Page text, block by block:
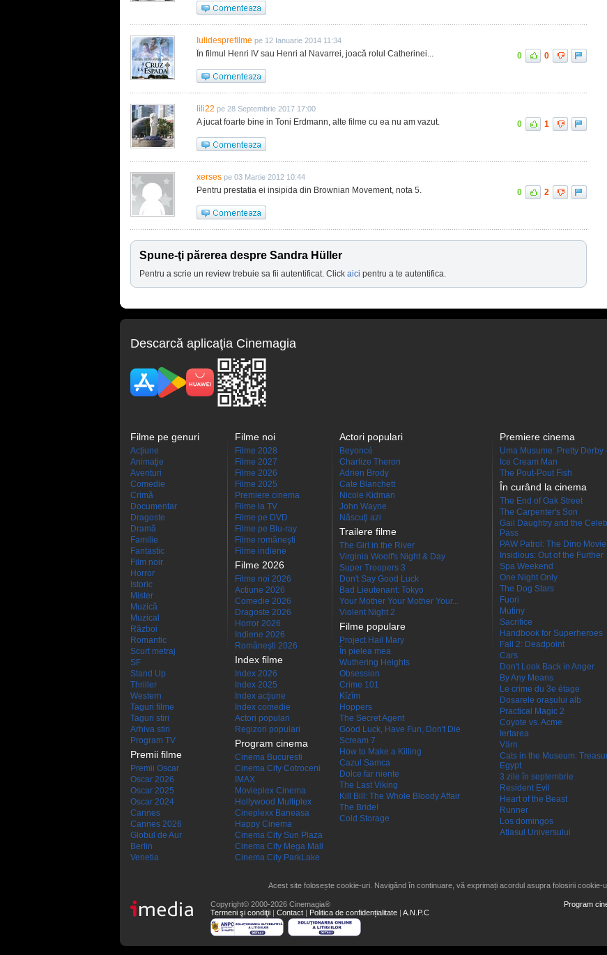
Iulidesprefilme pe 12 Ianuarie 2014 11:34
În filmul Henri IV sau Henri al Navarrei, joacă rolul Catherinei... 0 0
lili22 pe 28 Septembrie 2017 17:00
A jucat foarte bine in Toni Erdmann, alte filme cu ea nu am vazut. 0 1
xerses pe 03 Martie 2012 10:44
Pentru prestatia ei insipida din Brownian Movement, nota 5. 0 2
Spune-ţi părerea despre Sandra Hüller
Pentru a scrie un review trebuie sa fii autentificat. Click aici pentru a te autentifica.
Descarcă aplicaţia Cinemagia
Filme pe genuri
Acţiune
Animaţie
Aventuri
Comedie
Crimă
Documentar
Dragoste
Dramă
Familie
Fantastic
Film noir
Horror
Istoric
Mister
Muzică
Muzical
Război
Romantic
Scurt metraj
SF
Stand Up
Thriller
Western
Taguri filme
Taguri stiri
Arhiva stiri
Program TV
Premii filme
Premii Oscar
Oscar 2026
Oscar 2025
Oscar 2024
Cannes
Cannes 2026
Globul de Aur
Berlin
Venetia
Filme noi
Filme 2028
Filme 2027
Filme 2026
Filme 2025
Premiere cinema
Filme la TV
Filme pe DVD
Filme pe Blu-ray
Filme româneşti
Filme indiene
Filme 2026
Filme noi 2026
Actiune 2026
Comedie 2026
Dragoste 2026
Horror 2026
Indiene 2026
Româneşti 2026
Index filme
Index 2026
Index 2025
Index acţiune
Index comedie
Actori populari
Regizori populari
Program cinema
Cinema Bucuresti
Cinema City Cotroceni
IMAX
Movieplex Cinema
Hollywood Multiplex
Cineplexx Baneasa
Happy Cinema
Cinema City Sun Plaza
Cinema City Mega Mall
Cinema City ParkLake
Actori populari
Beyoncé
Charlize Theron
Adrien Brody
Cate Blanchett
Nicole Kidman
John Wayne
Născuţi azi
Trailere filme
The Girl in the River
Virginia Woolf's Night & Day
Super Troopers 3
Don't Say Good Luck
Bad Lieutenant: Tokyo
Your Mother Your Mother Your...
Violent Night 2
Filme populare
Project Hail Mary
În pielea mea
Wuthering Heights
Obsession
Crime 101
Kîzîm
Hoppers
The Secret Agent
Good Luck, Have Fun, Don't Die
Scream 7
How to Make a Killing
Cazul Samca
Dolce far niente
The Last Viking
Kill Bill: The Whole Bloody Affair
The Bride!
Cold Storage
Premiere cinema
Uma Musume: Pretty Derby -
Ice Cream Man
The Pout-Pout Fish
În curând la cinema
The End of Oak Street
The Carpenter's Son
Gail Daughtry and the
Pass
PAW Patrol: The Dino Movie
Insidious: Out of the Further
Spa Weekend
One Night Only
The Dog Stars
Fuori
Mutiny
Sacrifice
Handbook for Superheroes
Fall 2: Deadpoint
Cars
Don't Look Back in Anger
By Any Means
Le crime du 3e étage
Dosarele orașului alb
Practical Magic 2
Coyote vs. Acme
Iertarea
Värn
Cats in the Museum:
Egypt
3 zile în septembrie
Resident Evil
Heart of the Beast
Runner
Los domingos
Atlasul Universului
Acest site folosește cookie-uri. Navigând în continuare, vă exprimați acordul asupra folosirii cookie-
Copyright© 2000-2026 Cinemagia®
Termeni şi condiţii | Contact | Politica de confidențialitate | A.N.P.C
Program